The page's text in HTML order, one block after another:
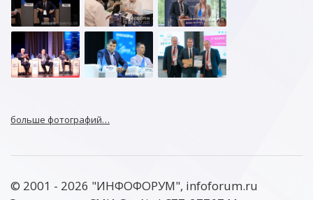
больше фотографий…
© 2001 - 2026 "ИНФОФОРУМ", infoforum.ru